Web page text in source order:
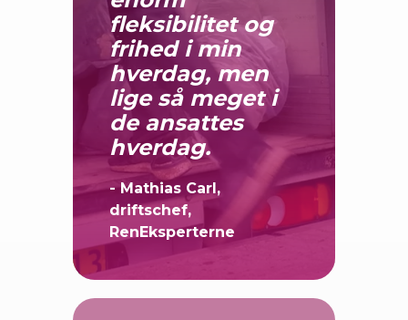
fleksibilitet og
frihed i min
hverdag, men
lige så meget i
de ansattes
hverdag.
- Mathias Carl,
driftschef,
RenEksperterne